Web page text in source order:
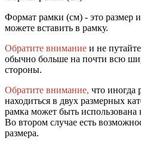
Формат рамки (см) - это размер
можете вставить в рамку.
Обратите внимание и не
обычно больше на почти всю
стороны.
Обратите внимание, что иногда
находиться в двух размерных
рамка может быть использована
Во втором случае есть
размера.